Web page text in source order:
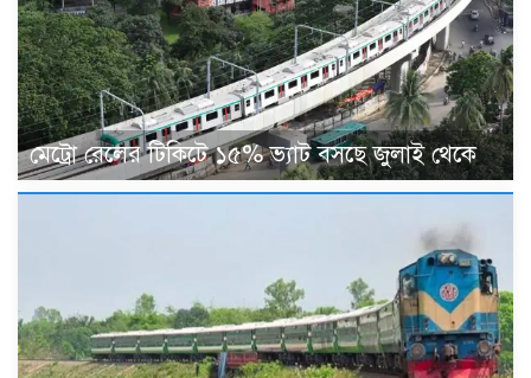
মেট্রো রেলের টিকিটে ১৫% ভ্যাট বসছে জুলাই থেকে